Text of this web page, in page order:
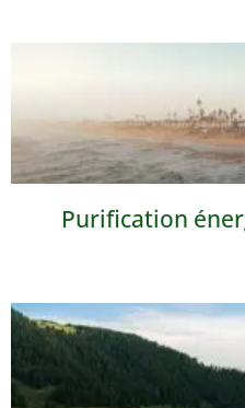
Purification